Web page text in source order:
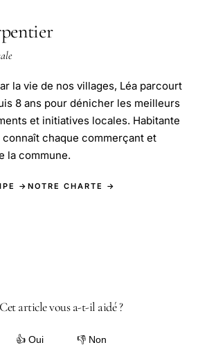
la vie de nos villages, Léa parcourt
8 ans pour dénicher les meilleurs
et initiatives locales. Habitante
connaît chaque commerçant et
la commune.
→ NOTRE CHARTE →
Cet article vous a-t-il aidé ?
👍 Oui 👎 Non